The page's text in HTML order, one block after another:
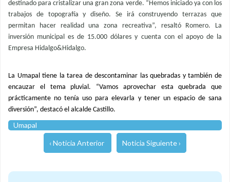
destinado para cristalizar una gran zona verde. “Hemos iniciado ya con los
trabajos de topografía y diseño. Se irá construyendo terrazas que
permitan hacer realidad una zona recreativa”, resaltó Romero. La
inversión municipal es de 15.000 dólares y cuenta con el apoyo de la
Empresa Hidalgo&Hidalgo.
La Umapal tiene la tarea de descontaminar las quebradas y también de
encauzar el tema pluvial. “Vamos aprovechar esta quebrada que
prácticamente no tenía uso para elevarla y tener un espacio de sana
diversión”, destacó el alcalde Castillo.
Umapal
‹ Noticia Anterior Noticia Siguiente ›